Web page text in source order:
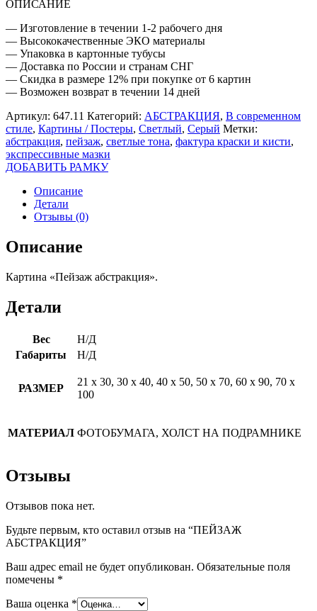
ОПИСАНИЕ
— Изготовление в течении 1-2 рабочего дня
— Высококачественные ЭКО материалы
— Упаковка в картонные тубусы
— Доставка по России и странам СНГ
— Скидка в размере 12% при покупке от 6 картин
— Возможен возврат в течении 14 дней
Артикул: 647.11 Категорий: АБСТРАКЦИЯ, В современном
стиле, Картины / Постеры, Светлый, Серый Метки:
абстракция, пейзаж, светлые тона, фактура краски и кисти,
экспрессивные мазки
ДОБАВИТЬ РАМКУ
Описание
Детали
Отзывы (0)
Описание
Картина «Пейзаж абстракция».
Детали
Вес
Н/Д
Габариты
Н/Д
РАЗМЕР
21 х 30, 30 х 40, 40 х 50, 50 х 70, 60 х 90, 70 х
100
МАТЕРИАЛ ФОТОБУМАГА, ХОЛСТ НА ПОДРАМНИКЕ
Отзывы
Отзывов пока нет.
Будьте первым, кто оставил отзыв на “ПЕЙЗАЖ
АБСТРАКЦИЯ”
Ваш адрес email не будет опубликован. Обязательные поля
помечены *
Ваша оценка *